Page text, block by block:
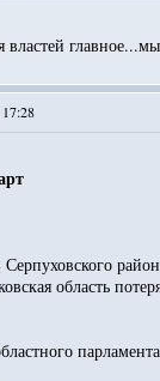
властей
область